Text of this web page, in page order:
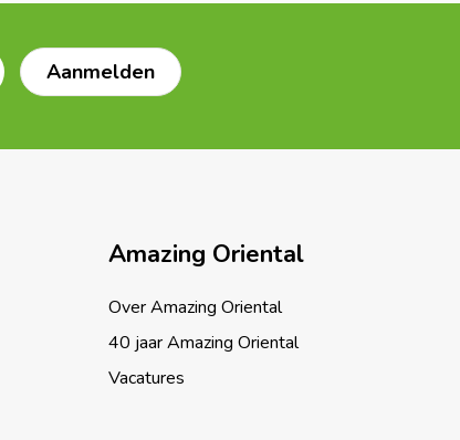
Amazing Oriental
Over Amazing Oriental
40 jaar Amazing Oriental
Vacatures